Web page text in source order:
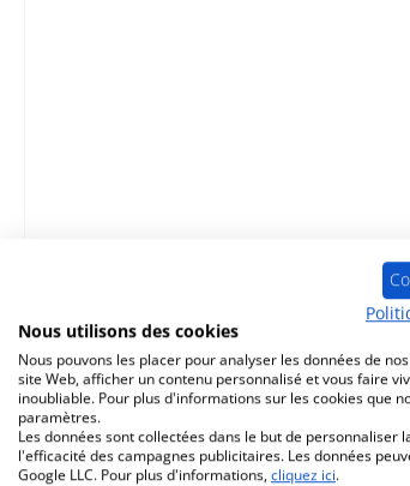
Nous utilisons des cookies
Nous pouvons les placer pour analyser les données de
site Web, afficher un contenu personnalisé et vous faire
inoubliable. Pour plus d'informations sur les cookies que
paramètres.
Les données sont collectées dans le but de personnaliser
l'efficacité des campagnes publicitaires. Les données
Google LLC. Pour plus d'informations, cliquez ici.